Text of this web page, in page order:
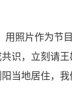
用照片作为节
识，立刻请
当地居住，